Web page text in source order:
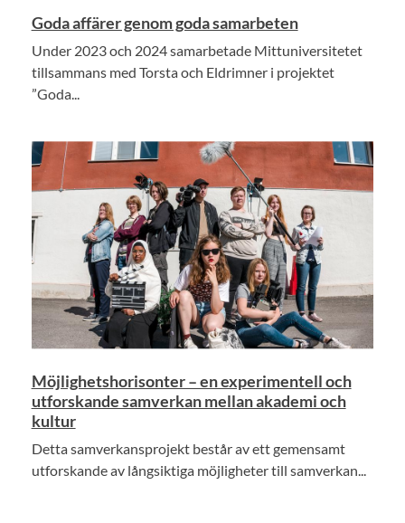
Goda affärer genom goda samarbeten
Under 2023 och 2024 samarbetade Mittuniversitetet
tillsammans med Torsta och Eldrimner i projektet
”Goda...
Möjlighetshorisonter – en experimentell och
utforskande samverkan mellan akademi och
kultur
Detta samverkansprojekt består av ett gemensamt
utforskande av långsiktiga möjligheter till samverkan...